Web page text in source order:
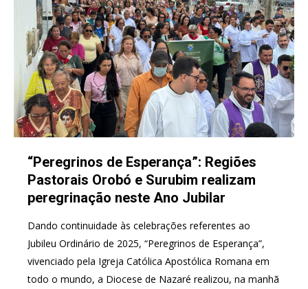
“Peregrinos de Esperança”: Regiões
Pastorais Orobó e Surubim realizam
peregrinação neste Ano Jubilar
Dando continuidade às celebrações referentes ao
Jubileu Ordinário de 2025, “Peregrinos de Esperança”,
vivenciado pela Igreja Católica Apostólica Romana em
todo o mundo, a Diocese de Nazaré realizou, na manhã